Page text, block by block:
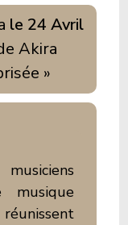
le 24 Avril
Akira
»
musique